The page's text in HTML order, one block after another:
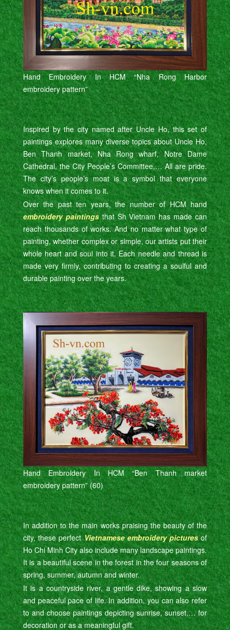
Hand Embroidery In HCM “Nha Rong Harbor
embroidery pattern”
Inspired by the city named after Uncle Ho, this set of
paintings explores many diverse topics about Uncle Ho,
Ben Thanh market, Nha Rong wharf, Notre Dame
Cathedral, the City People’s Committee,… All are pride.
The city’s people’s moat is a symbol that everyone
knows when it comes to it.
Over the past ten years, the number of HCM hand
embroidery paintingsthat Sh Vietnam has made can
reach thousands of works. And no matter what type of
painting, whether complex or simple, our artists put their
whole heart and soul into it. Each needle and thread is
made very firmly, contributing to creating a soulful and
durable painting over the years.
Hand Embroidery In HCM “Ben Thanh market
embroidery pattern” (60)
In addition to the main works praising the beauty of the
city, these perfectVietnamese embroidery picturesof
Ho Chi Minh City also include many landscape paintings.
It is a beautiful scene in the forest in the four seasons of
spring, summer, autumn and winter.
It is a countryside river, a gentle dike, showing a slow
and peaceful pace of life. In addition, you can also refer
to and choose paintings depicting sunrise, sunset,… for
decoration or as a meaningful gift.